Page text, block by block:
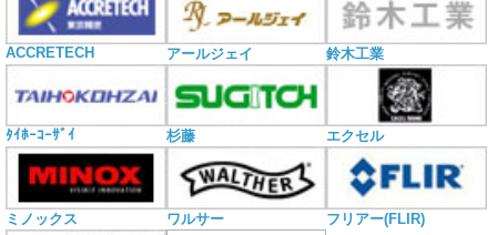
ACCRETECH アールジェイ 鈴木工業
ﾀｲﾎｰｺｰｻﾞｲ 杉藤 エクセル
ミノックス ワルサー フリアー(FLIR)